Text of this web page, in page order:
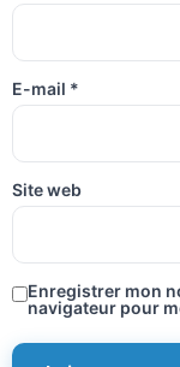
E-mail *
Site web
Enregistrer mon
navigateur pour